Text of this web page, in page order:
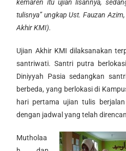
kemaren itu ujian lisannya,
tulisnya” ungkap Ust. Fauzan
Akhir KMI).
Ujian Akhir KMI dilaksanakan
santriwati. Santri putra
Diniyyah Pasia sedangkan
berbeda, yang berlokasi di
hari pertama ujian tulis
dengan jadwal yang telah
Mutholaa